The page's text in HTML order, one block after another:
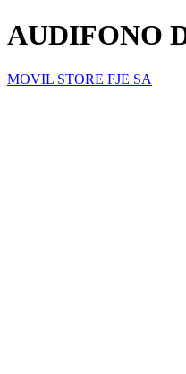
AUDIFONO
MOVIL STORE FJE SA